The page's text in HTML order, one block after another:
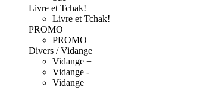
Livre et Tchak!
Livre et Tchak!
PROMO
PROMO
Divers / Vidange
Vidange +
Vidange -
Vidange